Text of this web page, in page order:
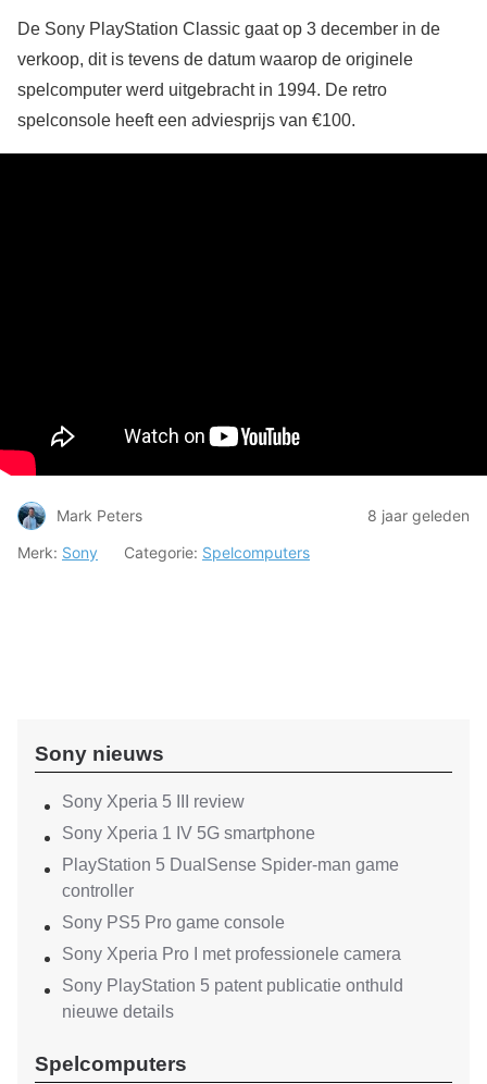
De Sony PlayStation Classic gaat op 3 december in de
verkoop, dit is tevens de datum waarop de originele
spelcomputer werd uitgebracht in 1994. De retro
spelconsole heeft een adviesprijs van €100.
Mark Peters
8 jaar geleden
Merk: Sony Categorie: Spelcomputers
Sony nieuws
Sony Xperia 5 III review
Sony Xperia 1 IV 5G smartphone
PlayStation 5 DualSense Spider-man game
controller
Sony PS5 Pro game console
Sony Xperia Pro I met professionele camera
Sony PlayStation 5 patent publicatie onthuld
nieuwe details
Spelcomputers